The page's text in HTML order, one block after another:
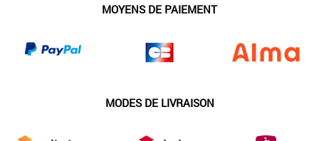
MOYENS DE PAIEMENT
MODES DE LIVRAISON